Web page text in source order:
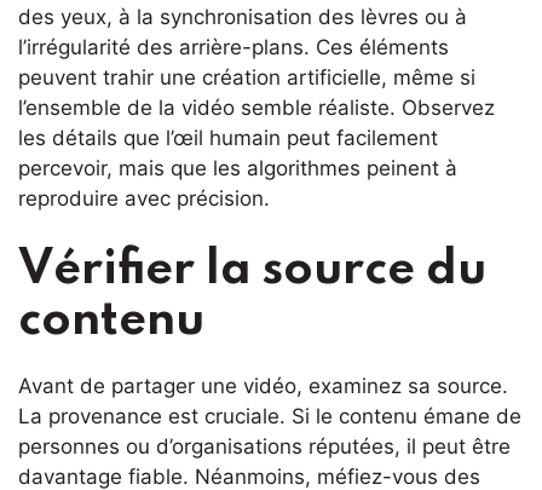
des yeux, à la synchronisation des lèvres ou à
l’irrégularité des arrière-plans. Ces éléments
peuvent trahir une création artificielle, même si
l’ensemble de la vidéo semble réaliste. Observez
les détails que l’œil humain peut facilement
percevoir, mais que les algorithmes peinent à
reproduire avec précision.
Vérifier la source du
contenu
Avant de partager une vidéo, examinez sa source.
La provenance est cruciale. Si le contenu émane de
personnes ou d’organisations réputées, il peut être
davantage fiable. Néanmoins, méfiez-vous des